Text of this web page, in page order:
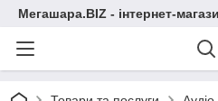
Мегашара.BIZ - інтернет-